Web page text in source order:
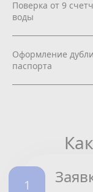
Поверка от 9
воды
Оформление
паспорта